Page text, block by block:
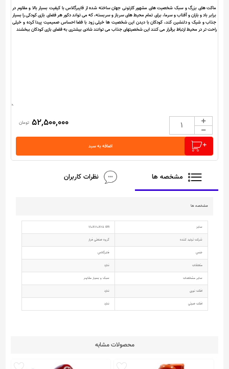
52,500,000 تومان
اضافه به سبد
مشخصه ها نظرات کاربران
مشخصه ها
سایز 160x170x75 cm
شرکت تولید کننده گروه صنعتی فراز
جنس فایرگلاس
متعلقات ندارد
سایر مشخصات سبک و بسیار مقاوم
افکت نوری ندارد
افکت صوتی ندارد
محصولات مشابه